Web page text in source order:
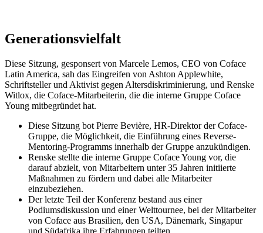
Generationsvielfalt
Diese Sitzung, gesponsert von Marcele Lemos, CEO von Coface
Latin America, sah das Eingreifen von Ashton Applewhite,
Schriftsteller und Aktivist gegen Altersdiskriminierung, und Renske
Witlox, die Coface-Mitarbeiterin, die die interne Gruppe Coface
Young mitbegründet hat.
Diese Sitzung bot Pierre Bevière, HR-Direktor der Coface-
Gruppe, die Möglichkeit, die Einführung eines Reverse-
Mentoring-Programms innerhalb der Gruppe anzukündigen.
Renske stellte die interne Gruppe Coface Young vor, die
darauf abzielt, von Mitarbeitern unter 35 Jahren initiierte
Maßnahmen zu fördern und dabei alle Mitarbeiter
einzubeziehen.
Der letzte Teil der Konferenz bestand aus einer
Podiumsdiskussion und einer Welttournee, bei der Mitarbeiter
von Coface aus Brasilien, den USA, Dänemark, Singapur